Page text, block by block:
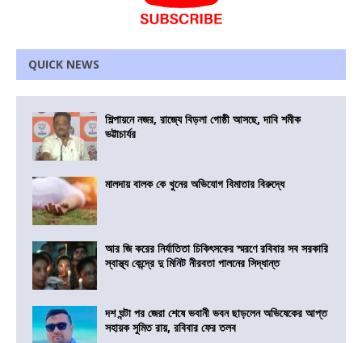
QUICK NEWS
শিল্পায়নে নজর, রাজ্যে বিড়লা গোষ্ঠী আসছে, দাবি শমীক
ভট্টাচার্যর
মালদায় বালক কে খুনের অভিযোগ বিমাতার বিরুদ্ধে
আর জি করের নির্যাতিতা চিকিৎসকের স্মরণে রবিবার সব সরকারি
স্বাস্থ্য কেন্দ্রে দু মিনিট নীরবতা পালনের সিদ্ধান্ত
দশ ঘন্টা পর জেরা শেষে ভবানী ভবন ছাড়লেন অভিষেকের আপ্ত
সহায়ক সুমিত রায়, রবিবার ফের তলব